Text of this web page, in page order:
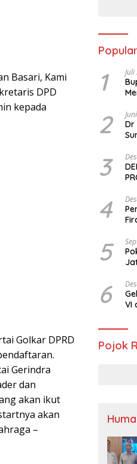
Basari, Kami
DPD
kepada
Golkar DPRD
Gerindra
dan
akan ikut
akan
–
Sejarah
1
2
Dr
3
4
5
6
VI
Pojok